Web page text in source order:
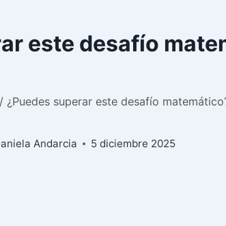
este desafío
/ ¿Puedes superar este desafío
Andarcia 5 diciembre 2025